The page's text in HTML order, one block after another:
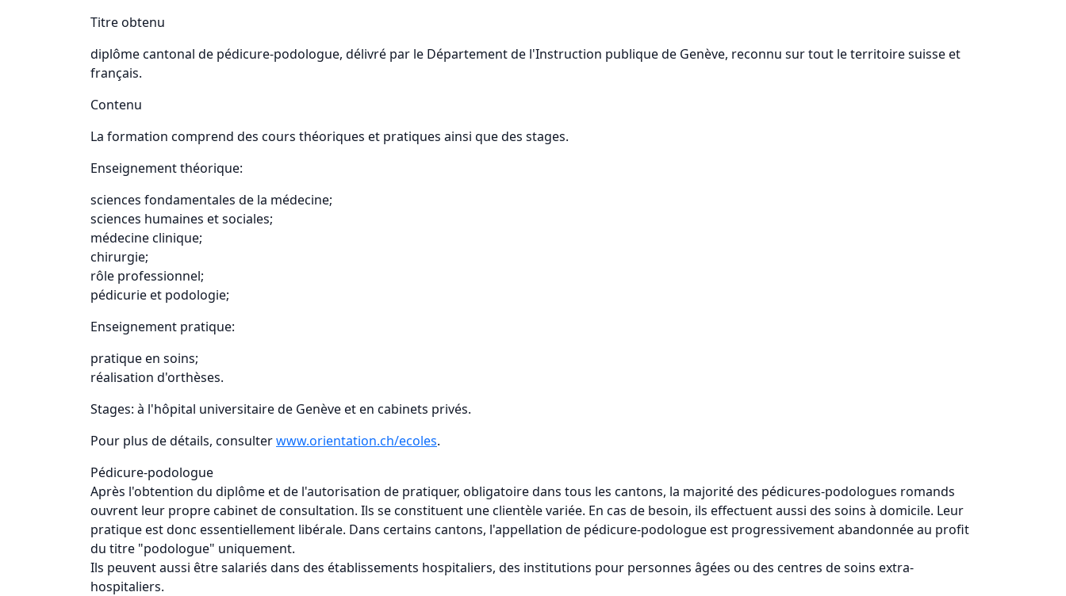
Titre obtenu
diplôme cantonal de pédicure-podologue, délivré par le Département de l'Instruction publique de Genève, reconnu sur tout le territoire suisse et
français.
Contenu
La formation comprend des cours théoriques et pratiques ainsi que des stages.
Enseignement théorique:
sciences fondamentales de la médecine;
sciences humaines et sociales;
médecine clinique;
chirurgie;
rôle professionnel;
pédicurie et podologie;
Enseignement pratique:
pratique en soins;
réalisation d'orthèses.
Stages: à l'hôpital universitaire de Genève et en cabinets privés.
Pour plus de détails, consulterwww.orientation.ch/ecoles.
Pédicure-podologue
Après l'obtention du diplôme et de l'autorisation de pratiquer, obligatoire dans tous les cantons, la majorité des pédicures-podologues romands
ouvrent leur propre cabinet de consultation. Ils se constituent une clientèle variée. En cas de besoin, ils effectuent aussi des soins à domicile. Leur
pratique est donc essentiellement libérale. Dans certains cantons, l'appellation de pédicure-podologue est progressivement abandonnée au profit
du titre "podologue" uniquement.
Ils peuvent aussi être salariés dans des établissements hospitaliers, des institutions pour personnes âgées ou des centres de soins extra-
hospitaliers.